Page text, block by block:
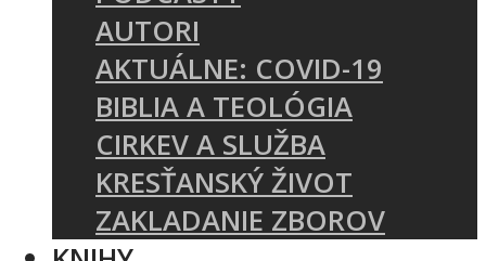
AUTORI
AKTUÁLNE: COVID-19
BIBLIA A TEOLÓGIA
CIRKEV A SLUŽBA
KRESŤANSKÝ ŽIVOT
ZAKLADANIE ZBOROV